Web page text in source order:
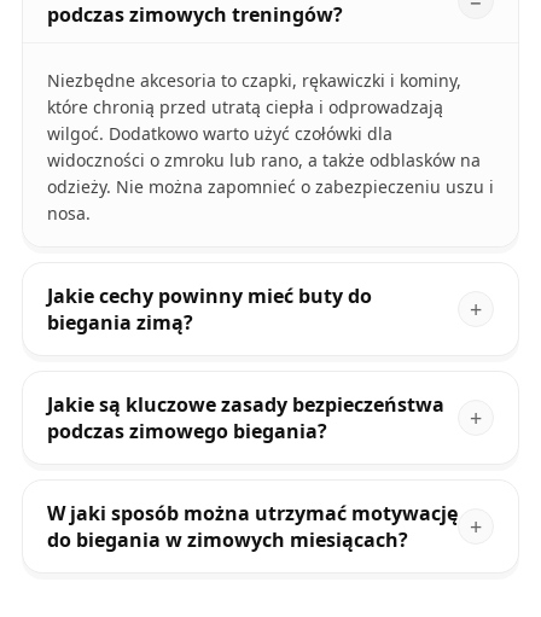
podczas zimowych treningów?
Niezbędne akcesoria to czapki, rękawiczki i kominy,
które chronią przed utratą ciepła i odprowadzają
wilgoć. Dodatkowo warto użyć czołówki dla
widoczności o zmroku lub rano, a także odblasków na
odzieży. Nie można zapomnieć o zabezpieczeniu uszu i
nosa.
Jakie cechy powinny mieć buty do
biegania zimą?
Jakie są kluczowe zasady bezpieczeństwa
podczas zimowego biegania?
W jaki sposób można utrzymać motywację
do biegania w zimowych miesiącach?